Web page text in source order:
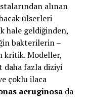
alınan
ülserleri
hale geldiğinden,
bakterilerin –
kritik. Modeller,
daha fazla diziyi
çoklu ilaca
aeruginosada